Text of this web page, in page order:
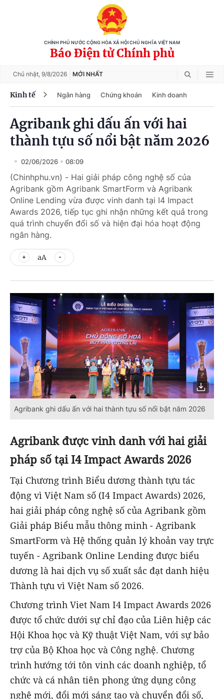
CHÍNH PHỦ NƯỚC CỘNG HÒA XÃ HỘI CHỦ NGHĨA VIỆT NAM
Báo Điện tử Chính phủ
Chủ nhật, 9/8/2026 MỚI NHẤT
Kinh tế Ngân hàng Chứng khoán Kinh doanh
Agribank ghi dấu ấn với hai
thành tựu số nổi bật năm 2026
02/06/2026 08:09
(Chinhphu.vn) - Hai giải pháp công nghệ số của
Agribank gồm Agribank SmartForm và Agribank
Online Lending vừa được vinh danh tại I4 Impact
Awards 2026, tiếp tục ghi nhận những kết quả trong
quá trình chuyển đổi số và hiện đại hóa hoạt động
ngân hàng.
aA
‎Agribank ghi dấu ấn với hai thành tựu số nổi bật năm 2026
Agribank được vinh danh với hai giải
pháp số tại I4 Impact Awards 2026
Tại Chương trình Biểu dương thành tựu tác
động vì Việt Nam số (I4 Impact Awards) 2026,
hai giải pháp công nghệ số của Agribank gồm
Giải pháp Biểu mẫu thông minh - Agribank
SmartForm và Hệ thống quản lý khoản vay trực
tuyến - Agribank Online Lending được biểu
dương là hai dịch vụ số xuất sắc đạt danh hiệu
Thành tựu vì Việt Nam số 2026.
Chương trình Viet Nam I4 Impact Awards 2026
được tổ chức dưới sự chỉ đạo của Liên hiệp các
Hội Khoa học và Kỹ thuật Việt Nam, với sự bảo
trợ của Bộ Khoa học và Công nghệ. Chương
trình hướng tới tôn vinh các doanh nghiệp, tổ
chức và cá nhân tiên phong ứng dụng công
nghệ mới, đổi mới sáng tạo và chuyển đổi số,